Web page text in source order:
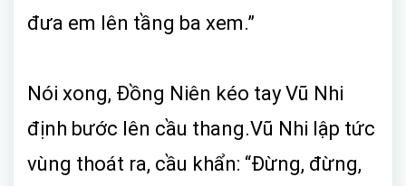
đưa em lên tầng ba xem.”
Nói xong, Đồng Niên kéo tay Vũ Nhi
định bước lên cầu thang.Vũ Nhi lập tức
vùng thoát ra, cầu khẩn: “Đừng, đừng,